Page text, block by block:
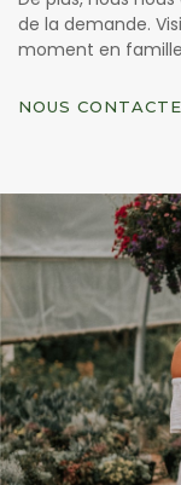
de la demande.
moment en
NOUS